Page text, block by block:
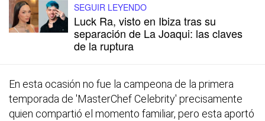
SEGUIR LEYENDO
Luck Ra, visto en Ibiza tras su
separación de La Joaqui: las claves
de la ruptura
En esta ocasión no fue la campeona de la primera
temporada de 'MasterChef Celebrity' precisamente
quien compartió el momento familiar, pero esta aportó